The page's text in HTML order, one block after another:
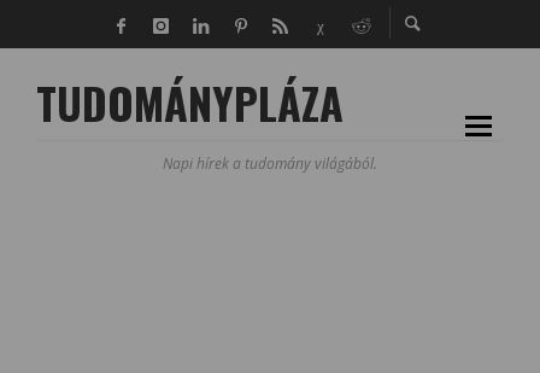
TUDOMÁNYPLÁZA
Napi hírek a tudomány világából.